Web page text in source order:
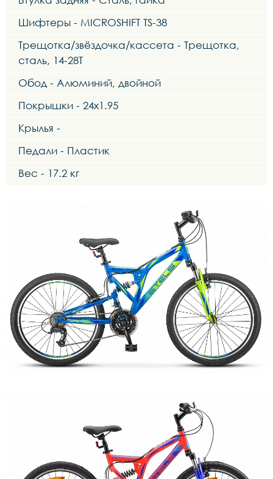
Шифтеры - MICROSHIFT TS-38
Трещотка/звёздочка/кассета - Трещотка,
сталь, 14-28Т
Обод - Алюминий, двойной
Покрышки - 24x1.95
Крылья -
Педали - Пластик
Вес - 17.2 кг